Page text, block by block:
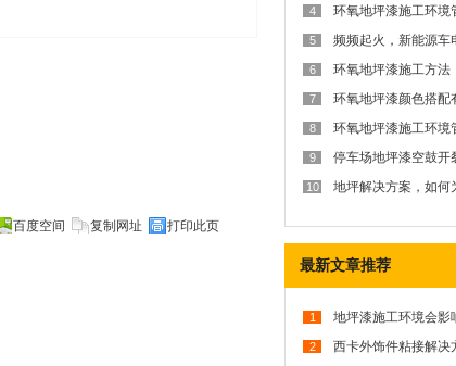
百度空间 复制网址
打印此页
4 环氧地坪漆施工环境
5
频频起火，新能源车
难
6 环氧地坪漆施工方法
7
环氧地坪漆颜色搭配
8 环氧地坪漆施工环境
9
停车场地坪漆空鼓开
10
地坪解决方案，如何
最新文章推荐
1 地坪漆施工环境会影
2 西卡外饰件粘接解决